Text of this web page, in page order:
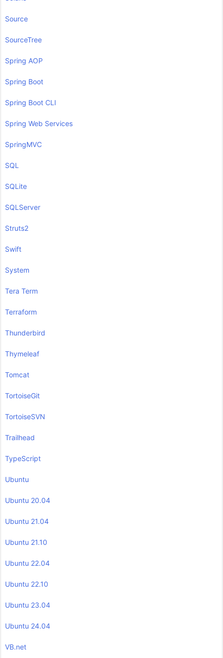
Source
SourceTree
Spring AOP
Spring Boot
Spring Boot CLI
Spring Web Services
SpringMVC
SQL
SQLite
SQLServer
Struts2
Swift
System
Tera Term
Terraform
Thunderbird
Thymeleaf
Tomcat
TortoiseGit
TortoiseSVN
Trailhead
TypeScript
Ubuntu
Ubuntu 20.04
Ubuntu 21.04
Ubuntu 21.10
Ubuntu 22.04
Ubuntu 22.10
Ubuntu 23.04
Ubuntu 24.04
VB.net